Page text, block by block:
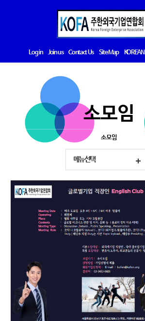
Log in Join us Contact Us Site Map KOREAN
소모임
소모임
메뉴선택